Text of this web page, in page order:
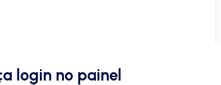
login no painel